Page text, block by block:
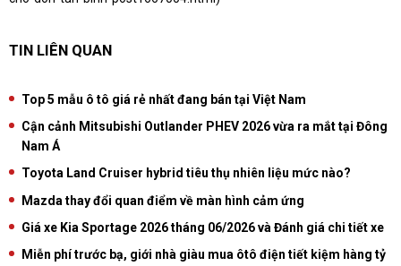
TIN LIÊN QUAN
Top 5 mẫu ô tô giá rẻ nhất đang bán tại Việt Nam
Cận cảnh Mitsubishi Outlander PHEV 2026 vừa ra mắt tại Đông
Nam Á
Toyota Land Cruiser hybrid tiêu thụ nhiên liệu mức nào?
Mazda thay đổi quan điểm về màn hình cảm ứng
Giá xe Kia Sportage 2026 tháng 06/2026 và Đánh giá chi tiết xe
Miễn phí trước bạ, giới nhà giàu mua ôtô điện tiết kiệm hàng tỷ